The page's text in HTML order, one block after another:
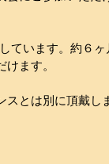
ています。約６
ます。
とは別に頂戴し